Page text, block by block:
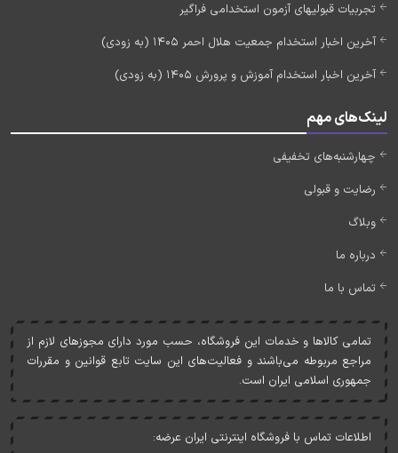
تجربیات قبولیهای آزمون استخدامی فراگیر
آخرین اخبار استخدام جمعیت هلال احمر 1405 (به زودی)
آخرین اخبار استخدام آموزش و پرورش 1405 (به زودی)
لینک‌های مهم
چهارشنبه‌های تخفیفی
رضایت و قبولی
وبلاگ
درباره ما
تماس با ما
تمامی کالاها و خدمات اين فروشگاه، حسب مورد دارای مجوزهای لازم از
مراجع مربوطه می‌باشند و فعاليت‌های اين سايت تابع قوانين و مقررات
جمهوری اسلامی ايران است.
اطلاعات تماس با فروشگاه اینترنتی ایران عرضه: